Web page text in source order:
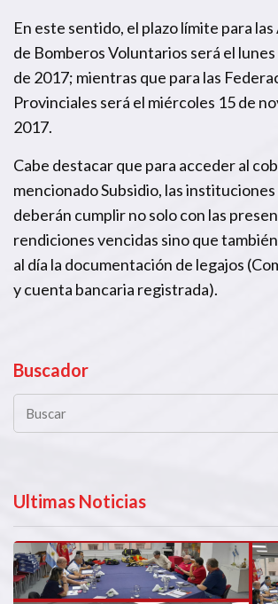
En este sentido, el plazo límite para
de Bomberos Voluntarios será el
de 2017; mientras que para las
Provinciales será el miércoles 15 de
2017.
Cabe destacar que para acceder al
mencionado Subsidio, las
deberán cumplir no solo con las
rendiciones vencidas sino que
al día la documentación de legajos
y cuenta bancaria registrada).
Buscador
Ultimas Noticias